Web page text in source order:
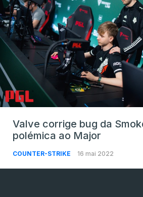
Valve corrige bug da
polémica ao Major
COUNTER-STRIKE 16 mai 2022